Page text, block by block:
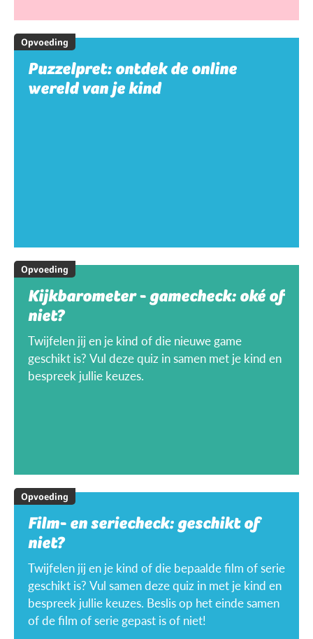
Opvoeding
Puzzelpret: ontdek de online
wereld van je kind
Opvoeding
Kijkbarometer - gamecheck: oké of
niet?
Twijfelen jij en je kind of die nieuwe game
geschikt is? Vul deze quiz in samen met je kind en
bespreek jullie keuzes.
Opvoeding
Film- en seriecheck: geschikt of
niet?
Twijfelen jij en je kind of die bepaalde film of serie
geschikt is? Vul samen deze quiz in met je kind en
bespreek jullie keuzes. Beslis op het einde samen
of de film of serie gepast is of niet!